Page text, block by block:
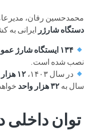
محمدحسین رفان،
دستگاه شارژر ایرانی به
۱۳۴ ایستگاه شارژ عمومی و ۴۱۴ شارژر فعال
نصب شده است.
در سال ۱۴۰۳،
۱۲ هزار شارژر
سال به۳۲ هزار واحد
توان داخلی